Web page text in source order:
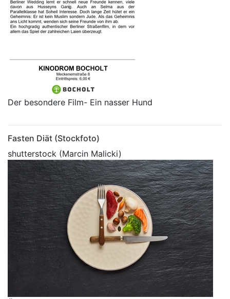
Der besondere Film- Ein nasser Hund
Fasten Diät (Stockfoto)
shutterstock (Marcin Malicki)